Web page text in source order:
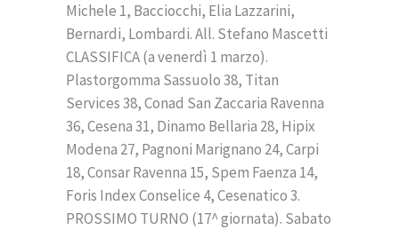
Michele 1, Bacciocchi, Elia Lazzarini,
Bernardi, Lombardi. All. Stefano Mascetti
CLASSIFICA (a venerdì 1 marzo).
Plastorgomma Sassuolo 38, Titan
Services 38, Conad San Zaccaria Ravenna
36, Cesena 31, Dinamo Bellaria 28, Hipix
Modena 27, Pagnoni Marignano 24, Carpi
18, Consar Ravenna 15, Spem Faenza 14,
Foris Index Conselice 4, Cesenatico 3.
PROSSIMO TURNO (17^ giornata). Sabato